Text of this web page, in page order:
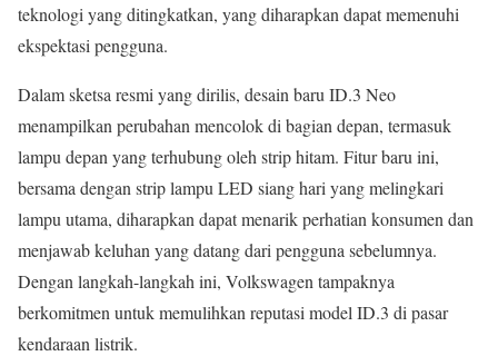
teknologi yang ditingkatkan, yang diharapkan dapat memenuhi
ekspektasi pengguna.
Dalam sketsa resmi yang dirilis, desain baru ID.3 Neo
menampilkan perubahan mencolok di bagian depan, termasuk
lampu depan yang terhubung oleh strip hitam. Fitur baru ini,
bersama dengan strip lampu LED siang hari yang melingkari
lampu utama, diharapkan dapat menarik perhatian konsumen dan
menjawab keluhan yang datang dari pengguna sebelumnya.
Dengan langkah-langkah ini, Volkswagen tampaknya
berkomitmen untuk memulihkan reputasi model ID.3 di pasar
kendaraan listrik.